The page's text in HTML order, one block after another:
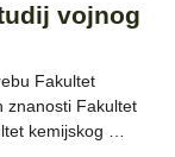
vojnog
Fakultet
znanosti Fakultet
kemijskog …